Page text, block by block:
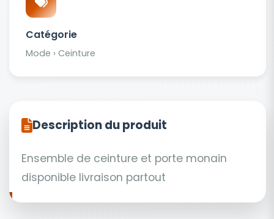
Catégorie
Mode › Ceinture
Description du produit
Ensemble de ceinture et porte monain
disponible livraison partout